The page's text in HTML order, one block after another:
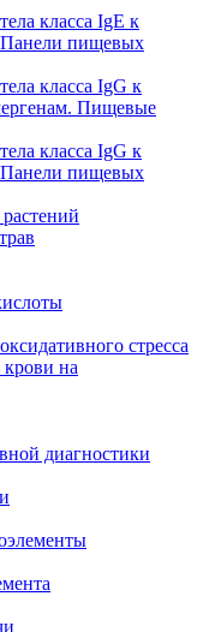
класса IgE к
Панели пищевых
класса IgG к
Пищевые
класса IgG к
Панели пищевых
стресса
на
диагностики